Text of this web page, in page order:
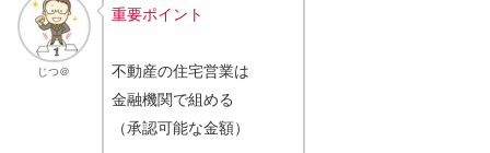
じつ＠
重要ポイント
不動産の住宅営業は
金融機関で組める
（承認可能な金額）